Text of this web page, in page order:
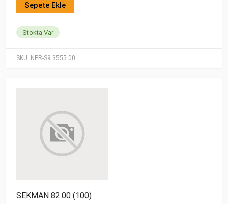
SKU: NPR-S9 3555 00
Sepete Ekle
Stokta Var
SEKMAN 82.00 (100)